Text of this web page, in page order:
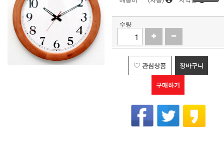
수량
관심상품 장바구니
구매하기